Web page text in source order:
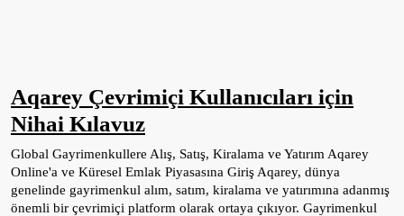
Aqarey Çevrimiçi Kullanıcıları için
Nihai Kılavuz
Global Gayrimenkullere Alış, Satış, Kiralama ve Yatırım Aqarey
Online'a ve Küresel Emlak Piyasasına Giriş Aqarey, dünya
genelinde gayrimenkul alım, satım, kiralama ve yatırımına adanmış
önemli bir çevrimiçi platform olarak ortaya çıkıyor. Gayrimenkul